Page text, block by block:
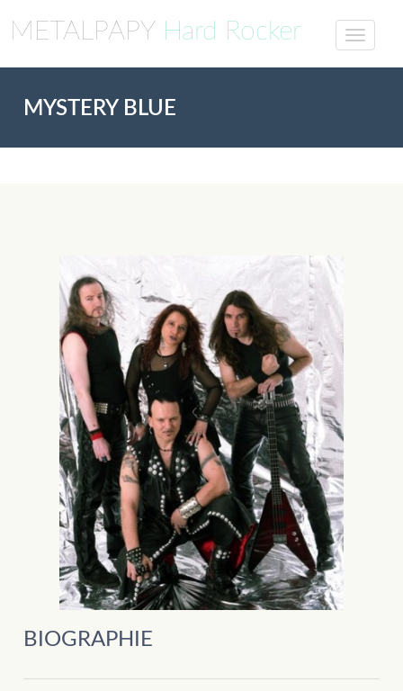
METALPAPY Hard Rocker
MYSTERY BLUE
BIOGRAPHIE